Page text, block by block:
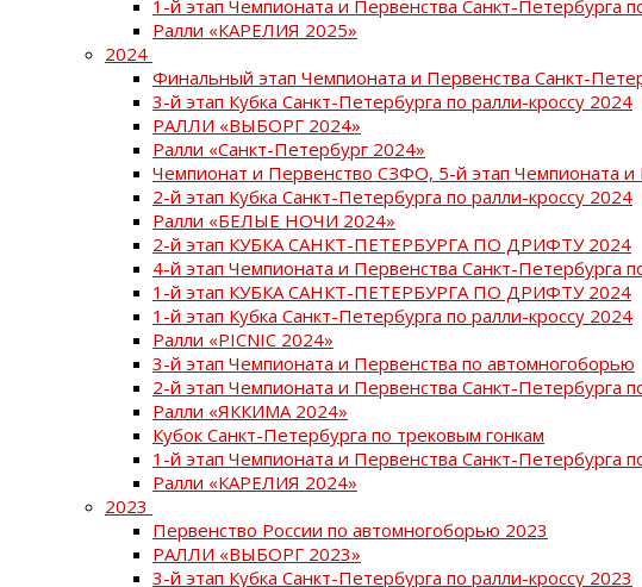
1-й этап Чемпионата и Первенства Санкт-Петербурга
Ралли «КАРЕЛИЯ 2025»
2024
Финальный этап Чемпионата и Первенства Санкт-
3-й этап Кубка Санкт-Петербурга по ралли-кроссу 2024
РАЛЛИ «ВЫБОРГ 2024»
Ралли «Санкт-Петербург 2024»
Чемпионат и Первенство СЗФО, 5-й этап Чемпионата
2-й этап Кубка Санкт-Петербурга по ралли-кроссу 2024
Ралли «БЕЛЫЕ НОЧИ 2024»
2-й этап КУБКА САНКТ-ПЕТЕРБУРГА ПО ДРИФТУ 2024
4-й этап Чемпионата и Первенства Санкт-Петербурга
1-й этап КУБКА САНКТ-ПЕТЕРБУРГА ПО ДРИФТУ 2024
1-й этап Кубка Санкт-Петербурга по ралли-кроссу 2024
Ралли «PICNIC 2024»
3-й этап Чемпионата и Первенства по автомногоборью
2-й этап Чемпионата и Первенства Санкт-Петербурга
Ралли «ЯККИМА 2024»
Кубок Санкт-Петербурга по трековым гонкам
1-й этап Чемпионата и Первенства Санкт-
Ралли «КАРЕЛИЯ 2024»
2023
Первенство России по автомногоборью 2023
РАЛЛИ «ВЫБОРГ 2023»
3-й этап Кубка Санкт-Петербурга по ралли-кроссу 2023